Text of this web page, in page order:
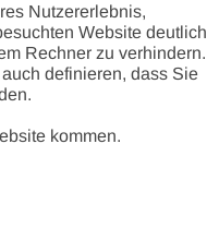
Nutzererlebnis,
Website deutlich
Rechner zu verhindern.
definieren, dass Sie
kommen.